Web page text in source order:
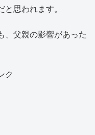
思われます。
、父親の影響があった
ク